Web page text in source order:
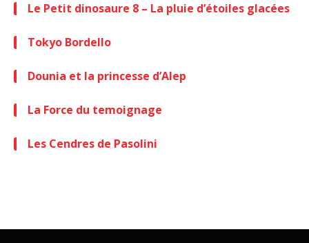
Le Petit dinosaure 8 – La pluie d’étoiles glacées
Tokyo Bordello
Dounia et la princesse d’Alep
La Force du temoignage
Les Cendres de Pasolini